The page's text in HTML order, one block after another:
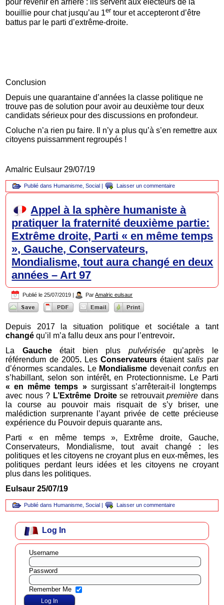
pour revenir en arrière : ils servent aux électeurs de la
bouillie pour chat jusqu’au 1ertour et accepteront d’être
battus par le parti d’extrême-droite.
Conclusion
Depuis une quarantaine d’années la classe politique ne
trouve pas de solution pour avoir au deuxième tour deux
candidats sérieux pour des discussions en profondeur.
Coluche n’a rien pu faire. Il n’y a plus qu’à s’en remettre aux
citoyens puissamment regroupés !
Amalric Eulsaur 29/07/19
Publié dans Humanisme ,Social | Laisser un commentaire
Appel à la sphère humaniste à
pratiquer la fraternité deuxième partie:
Extrême droite, Parti « en même temps
», Gauche, Conservateurs,
Mondialisme, tout aura changé en deux
années – Art 97
Publié le 25/07/2019 | Par Amalric eulsaur
Depuis 2017 la situation politique et sociétale a tant
changéqu’il m’a fallu deux ans pour l’entrevoir.
La Gaucheétait bien plus pulvériséequ’après le
référendum de 2005. LesConservateursétaientsalis par
d’énormes scandales. Le Mondialisme devenaitconfus en
s’habillant, selon son intérêt, en Protectionnisme. Le Parti
« en même temps » surgissant s’arrêterait-il longtemps
avec nous ? L’Extrême Droitese retrouvaitpremière dans
la course au pouvoir mais risquait de s’y briser, une
malédiction surprenante l’ayant privée de cette précieuse
expérience du Pouvoir depuis quarante ans.
Parti « en même temps », Extrême droite, Gauche,
Conservateurs, Mondialisme, tout avait changé :
les
politiques et les citoyens ne croyant plus en eux-mêmes, les
politiques perdant leurs idées et les citoyens ne croyant
plus dans les politiques.
Eulsaur 25/07/19
Publié dans Humanisme ,Social Laisser un commentaire
Log In
Username
Password
Remember Me